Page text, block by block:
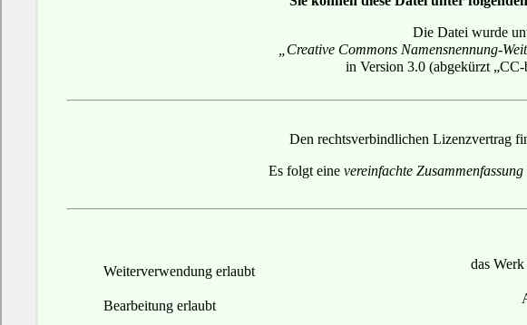
Die Datei wurde
„Creative Commons Namensnennung-
in Version 3.0 (abgekürzt
Den rechtsverbindlichen Lizenzvertrag
Es folgt eine vereinfachte Zusammenfassung
Weiterverwendung erlaubt das
Bearbeitung erlaubt